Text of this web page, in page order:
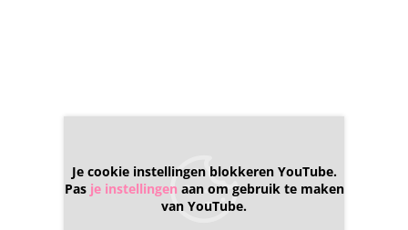
Je cookie instellingen blokkeren YouTube.
Pas je instellingen aan om gebruik te maken
van YouTube.